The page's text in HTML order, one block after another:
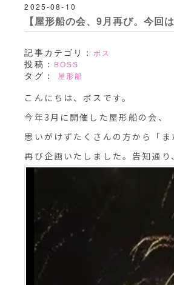
2025-08-10
【屋形船の会、9月再び。今回
記事カテゴリ： ボス
投稿： BOSS
タグ： 屋形船
こんにちは、ボスです。
今年3月に開催した屋形船の会、
思いがけずたくさんの方から「ま
再び企画いたしました。告知通